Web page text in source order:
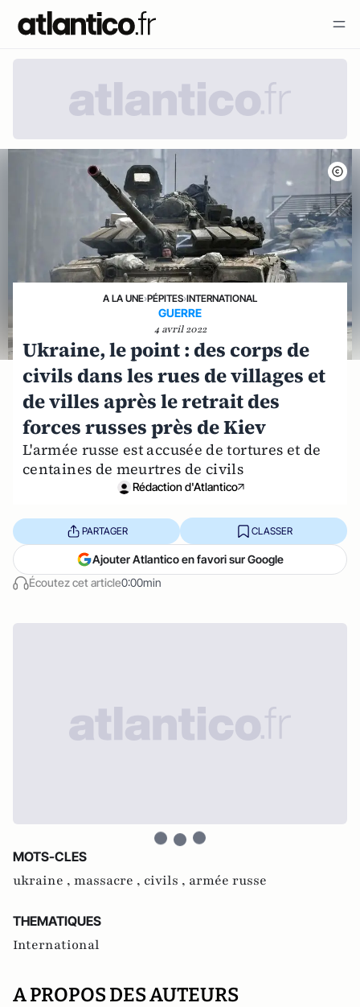
A LA UNE›PÉPITES›INTERNATIONAL
GUERRE
4 avril 2022
Ukraine, le point : des corps de
civils dans les rues de villages et
de villes après le retrait des
forces russes près de Kiev
L'armée russe est accusée de tortures et de
centaines de meurtres de civils
Rédaction d'Atlantico
Écoutez cet article0:00min
PARTAGER CLASSER
Ajouter Atlantico en favori sur Google
MOTS-CLES
ukraine , massacre , civils , armée russe
THEMATIQUES
International
A PROPOS DES AUTEURS